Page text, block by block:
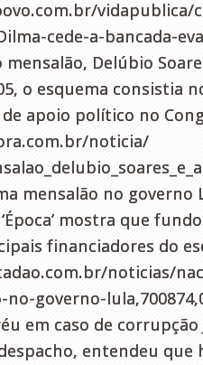
vidapublica/
cede-a-bancada-
mensalão, Delúbio
o esquema consistia
apoio político no
noticia/
mensalão no governo
mostra que
financiadores do
noticias/
governo-
em caso de corrupção
entendeu que